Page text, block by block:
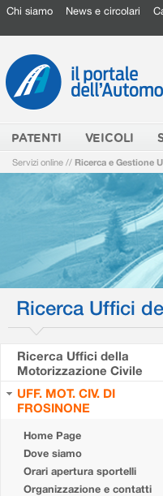
Chi siamo News e circolari
PATENTI VEICOLI
Servizi online // Ricerca e Gestione
Ricerca Uffici
Ricerca Uffici della
Motorizzazione Civile
UFF. MOT. CIV. DI
FROSINONE
Home Page
Dove siamo
Orari apertura sportelli
Organizzazione e contatti